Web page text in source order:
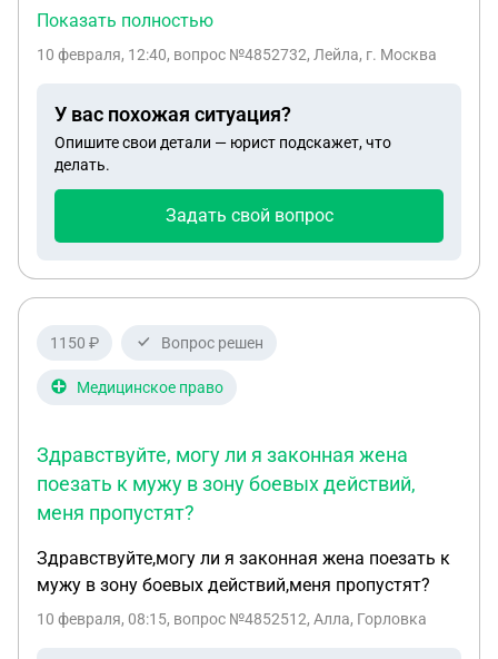
намерением погасить часть суммы на его
итогу в выдаче мат капитала мне было отказано,
него не отдала. Могу ли я сейчас расторгнуть
данную сделку по обоюдному согласию сторон?
Показать полностью
10 февраля, 12:40, вопрос №4852732, Лейла, г. Москва
У вас похожая ситуация?
Опишите свои детали — юрист подскажет, что
делать.
Задать свой вопрос
1150 ₽ Вопрос решен
Медицинское право
Здравствуйте, могу ли я законная жена
поезать к мужу в зону боевых действий,
меня пропустят?
Здравствуйте,могу ли я законная жена поезать к
мужу в зону боевых действий,меня пропустят?
10 февраля, 08:15, вопрос №4852512, Алла, Горловка